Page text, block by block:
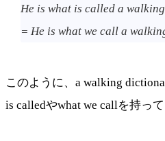
He is what is called a
= He is what we call a
このように、a walking
is calledやwhat we callを持っ